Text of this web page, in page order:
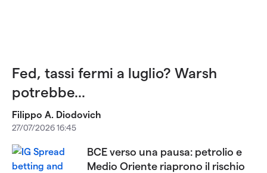
Fed, tassi fermi a luglio? Warsh
potrebbe...
Filippo A. Diodovich
27/07/2026 16:45
BCE verso una pausa: petrolio e
Medio Oriente riaprono il rischio